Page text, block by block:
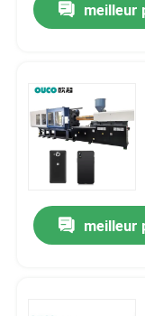
meilleur
meilleur